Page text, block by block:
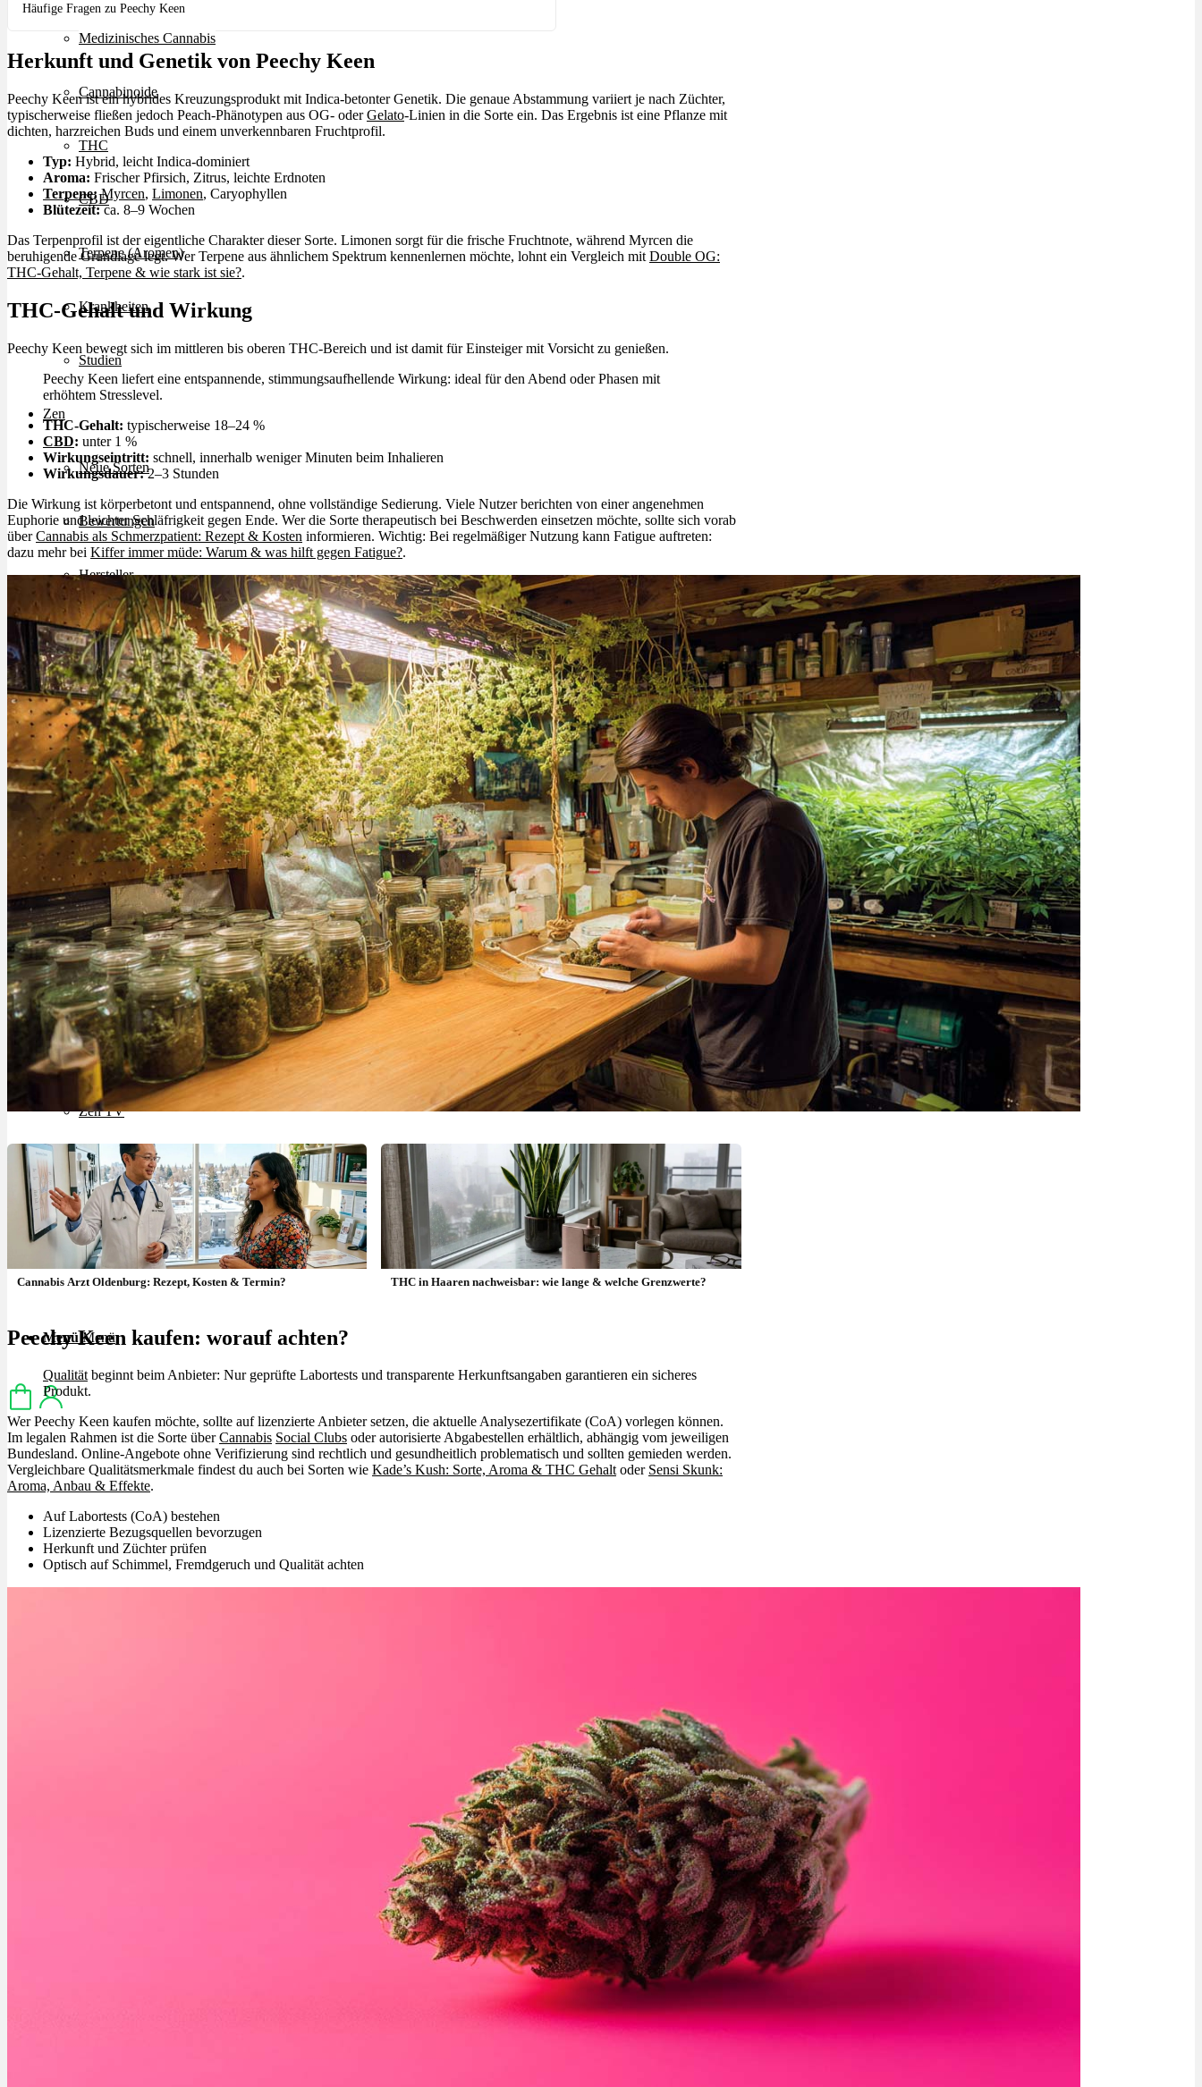
Medizinisches Cannabis
Cannabinoide
THC
CBD
Terpene (Aromen)
Krankheiten
Studien
Zen
Neue Sorten
Bewertungen
Hersteller
News
App
Newsletter
Services
Ärzte Service
Rezept Service
Apotheken Service
Lieferung
Cannabis Karte
Zen TV
Erfahrungen
Login
Menü Menü
Häufige Fragen zu Peechy Keen
Herkunft und Genetik von Peechy Keen
Peechy Keen ist ein hybrides Kreuzungsprodukt mit Indica-betonter Genetik. Die genaue Abstammung variiert je nach Züchter,
typischerweise fließen jedoch Peach-Phänotypen aus OG- oderGelato-Linien in die Sorte ein. Das Ergebnis ist eine Pflanze mit
dichten, harzreichen Buds und einem unverkennbaren Fruchtprofil.
Typ: Hybrid, leicht Indica-dominiert
Aroma: Frischer Pfirsich, Zitrus, leichte Erdnoten
Terpene: Myrcen, Limonen, Caryophyllen
Blütezeit:ca. 8–9 Wochen
Das Terpenprofil ist der eigentliche Charakter dieser Sorte. Limonen sorgt für die frische Fruchtnote, während Myrcen die
beruhigende Grundlage legt. Wer Terpene aus ähnlichem Spektrum kennenlernen möchte, lohnt ein Vergleich mit Double OG:
THC-Gehalt, Terpene & wie stark ist sie?.
THC-Gehalt und Wirkung
Peechy Keen bewegt sich im mittleren bis oberen THC-Bereich und ist damit für Einsteiger mit Vorsicht zu genießen.
Peechy Keen liefert eine entspannende, stimmungsaufhellende Wirkung: ideal für den Abend oder Phasen mit
erhöhtem Stresslevel.
THC-Gehalt: typischerweise 18–24 %
CBD: unter 1 %
Wirkungseintritt: schnell, innerhalb weniger Minuten beim Inhalieren
Wirkungsdauer:2–3 Stunden
Die Wirkung ist körperbetont und entspannend, ohne vollständige Sedierung. Viele Nutzer berichten von einer angenehmen
Euphorie und leichter Schläfrigkeit gegen Ende. Wer die Sorte therapeutisch bei Beschwerden einsetzen möchte, sollte sich vorab
überCannabis als Schmerzpatient: Rezept & Kosten informieren. Wichtig: Bei regelmäßiger Nutzung kann Fatigue auftreten:
dazu mehr bei Kiffer immer müde: Warum & was hilft gegen Fatigue?.
Cannabis Arzt Oldenburg: Rezept, Kosten & Termin? THC in Haaren nachweisbar: wie lange & welche Grenzwerte?
Peechy Keen kaufen: worauf achten?
Qualitätbeginnt beim Anbieter: Nur geprüfte Labortests und transparente Herkunftsangaben garantieren ein sicheres
Produkt.
Wer Peechy Keen kaufen möchte, sollte auf lizenzierte Anbieter setzen, die aktuelle Analysezertifikate (CoA) vorlegen können.
Im legalen Rahmen ist die Sorte überCannabis Social Clubs oder autorisierte Abgabestellen erhältlich, abhängig vom jeweiligen
Bundesland. Online-Angebote ohne Verifizierung sind rechtlich und gesundheitlich problematisch und sollten gemieden werden.
Vergleichbare Qualitätsmerkmale findest du auch bei Sorten wie Kade’s Kush: Sorte, Aroma & THC Gehaltoder Sensi Skunk:
Aroma, Anbau & Effekte.
Auf Labortests (CoA) bestehen
Lizenzierte Bezugsquellen bevorzugen
Herkunft und Züchter prüfen
Optisch auf Schimmel, Fremdgeruch und Qualität achten